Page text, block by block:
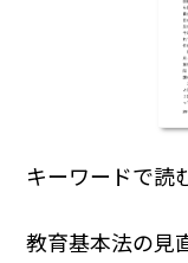
キーワードで読
教育基本法の見